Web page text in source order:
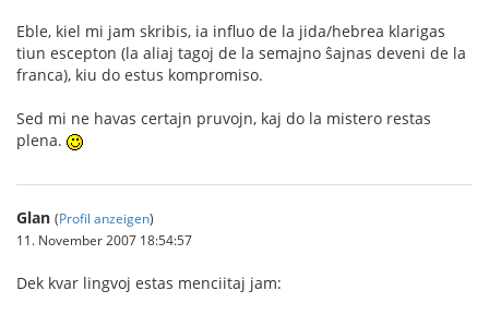
Eble, kiel mi jam skribis, ia influo de la jida/hebrea klarigas
tiun escepton (la aliaj tagoj de la semajno ŝajnas deveni de la
franca), kiu do estus kompromiso.
Sed mi ne havas certajn pruvojn, kaj do la mistero restas
plena.
Glan (Profil anzeigen)
11. November 2007 18:54:57
Dek kvar lingvoj estas menciitaj jam: